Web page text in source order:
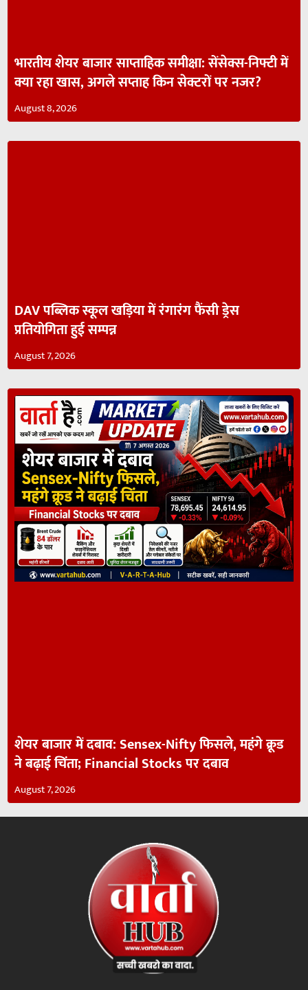
भारतीय शेयर बाजार साप्ताहिक समीक्षा: सेंसेक्स-निफ्टी में
क्या रहा खास, अगले सप्ताह किन सेक्टरों पर नजर?
August 8, 2026
DAV पब्लिक स्कूल खड़िया में रंगारंग फैंसी ड्रेस
प्रतियोगिता हुई सम्पन्न
August 7, 2026
शेयर बाजार में दबाव: Sensex-Nifty फिसले, महंगे क्रूड
ने बढ़ाई चिंता; Financial Stocks पर दबाव
August 7, 2026